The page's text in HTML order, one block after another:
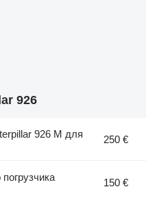
926
926 M для
250 €
150 €